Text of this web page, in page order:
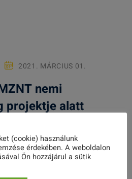
2021. MÁRCIUS 01.
nemi
projektje alatt
(cookie) használunk
érdekében. A weboldalon
Ön hozzájárul a sütik